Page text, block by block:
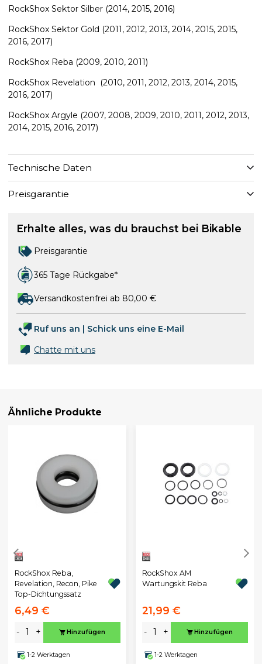
RockShox Sektor Silber (2014, 2015, 2016)
RockShox Sektor Gold (2011, 2012, 2013, 2014, 2015, 2015,
2016, 2017)
RockShox Reba (2009, 2010, 2011)
RockShox Revelation ​ ​(2010, 2011, 2012, 2013, 2014, 2015,
2016, 2017)
RockShox Argyle ​​(2007, 2008, 2009, 2010, 2011, 2012, 2013,
2014, 2015, 2016, 2017)
Technische Daten
Preisgarantie
Erhalte alles, was du brauchst bei Bikable
Preisgarantie
365 Tage Rückgabe*
Versandkostenfrei ab 80,00 €
Ruf uns an | Schick uns eine E-Mail
Chatte mit uns
Ähnliche Produkte
RockShox Reba,
Revelation, Recon, Pike
Top-Dichtungssatz
6,49 €
- + Hinzufügen
1-2 Werktagen
RockShox AM
Wartungskit Reba
21,99 €
- + Hinzufügen
1-2 Werktagen